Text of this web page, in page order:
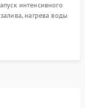
интенсивного
нагрева воды
шумов,
в поддоне.